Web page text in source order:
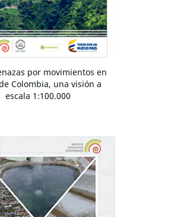
por movimientos en
Colombia, una visión a
escala 1:100.000